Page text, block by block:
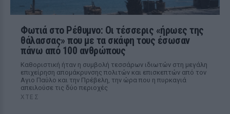
Φωτιά στο Ρέθυμνο: Οι τέσσερις «ήρωες της
θάλασσας» που με τα σκάφη τους έσωσαν
πάνω από 100 ανθρώπους
Καθοριστική ήταν η συμβολή τεσσάρων ιδιωτών στη μεγάλη
επιχείρηση απομάκρυνσης πολιτών και επισκεπτών από τον
Αγιο Παύλο και την Πρέβελη, την ώρα που η πυρκαγιά
απειλούσε τις δύο περιοχές
ΧΤΕΣ